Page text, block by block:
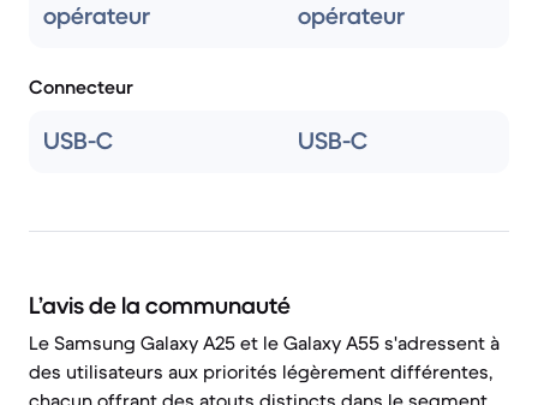
opérateur
opérateur
Connecteur
USB-C USB-C
L’avis de la communauté
Le Samsung Galaxy A25 et le Galaxy A55 s'adressent à
des utilisateurs aux priorités légèrement différentes,
chacun offrant des atouts distincts dans le segment